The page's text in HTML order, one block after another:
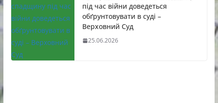
під час війни доведеться
обґрунтовувати в суді –
Верховний Суд
25.06.2026